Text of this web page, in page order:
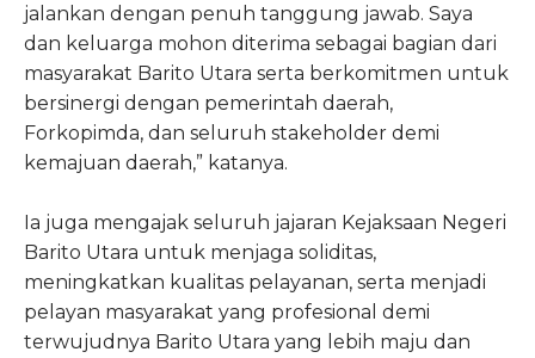
jalankan dengan penuh tanggung jawab. Saya
dan keluarga mohon diterima sebagai bagian dari
masyarakat Barito Utara serta berkomitmen untuk
bersinergi dengan pemerintah daerah,
Forkopimda, dan seluruh stakeholder demi
kemajuan daerah,” katanya.
Ia juga mengajak seluruh jajaran Kejaksaan Negeri
Barito Utara untuk menjaga soliditas,
meningkatkan kualitas pelayanan, serta menjadi
pelayan masyarakat yang profesional demi
terwujudnya Barito Utara yang lebih maju dan